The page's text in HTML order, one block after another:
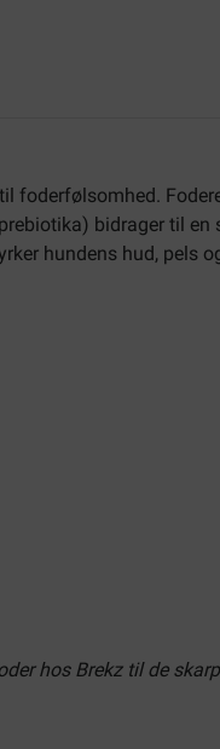
foderfølsomhed.
bidrager til en
hundens hud, pels
hos Brekz til de